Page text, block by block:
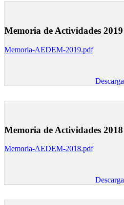
Memoria de Actividades 2019
Memoria-AEDEM-2019.pdf
Descarga
Memoria de Actividades 2018
Memoria-AEDEM-2018.pdf
Descarga